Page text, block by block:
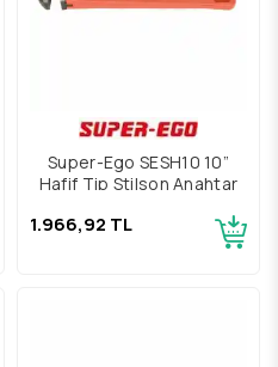
Super-Ego SESH10 10”
Hafif Tip Stilson Anahtar
1.966,92 TL